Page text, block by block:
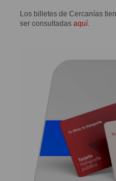
Los billetes de Cercanías
ser consultadasaquí.